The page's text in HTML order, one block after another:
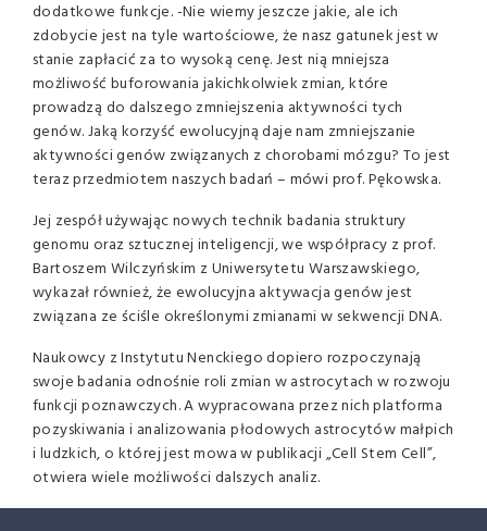
dodatkowe funkcje. -Nie wiemy jeszcze jakie, ale ich
zdobycie jest na tyle wartościowe, że nasz gatunek jest w
stanie zapłacić za to wysoką cenę. Jest nią mniejsza
możliwość buforowania jakichkolwiek zmian, które
prowadzą do dalszego zmniejszenia aktywności tych
genów. Jaką korzyść ewolucyjną daje nam zmniejszanie
aktywności genów związanych z chorobami mózgu? To jest
teraz przedmiotem naszych badań – mówi prof. Pękowska.
Jej zespół używając nowych technik badania struktury
genomu oraz sztucznej inteligencji, we współpracy z prof.
Bartoszem Wilczyńskim z Uniwersytetu Warszawskiego,
wykazał również, że ewolucyjna aktywacja genów jest
związana ze ściśle określonymi zmianami w sekwencji DNA.
Naukowcy z Instytutu Nenckiego dopiero rozpoczynają
swoje badania odnośnie roli zmian w astrocytach w rozwoju
funkcji poznawczych. A wypracowana przez nich platforma
pozyskiwania i analizowania płodowych astrocytów małpich
i ludzkich, o której jest mowa w publikacji „Cell Stem Cell”,
otwiera wiele możliwości dalszych analiz.